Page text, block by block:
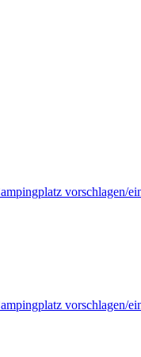
vorschlagen/
vorschlagen/